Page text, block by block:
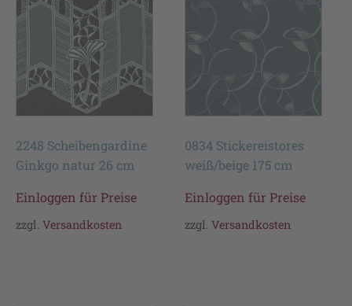
2248 Scheibengardine
Ginkgo natur 26 cm
Einloggen für Preise
zzgl. Versandkosten
0834 Stickereistores
weiß/beige 175 cm
Einloggen für Preise
zzgl.Versandkosten